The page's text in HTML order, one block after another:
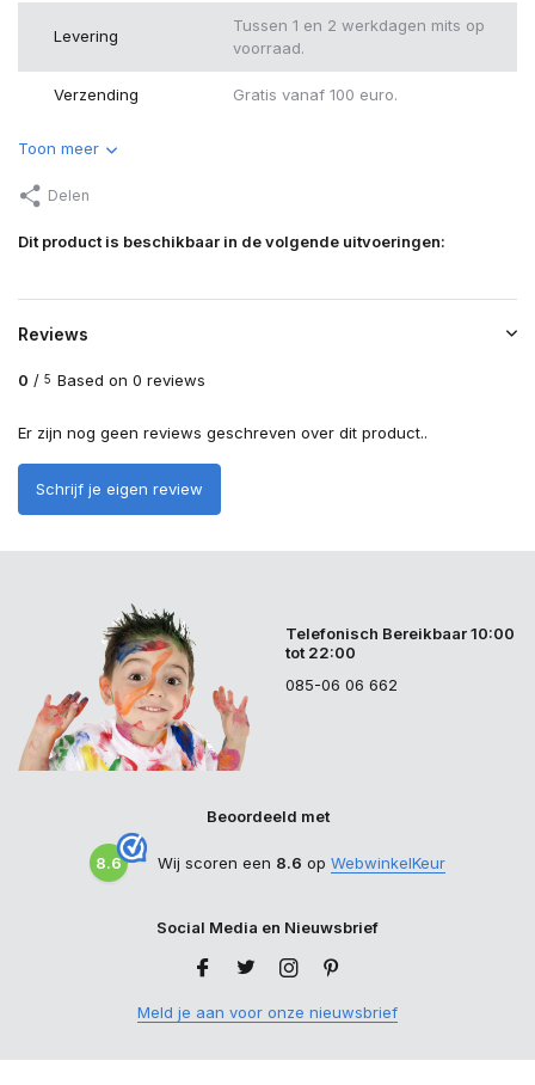
Levering
Tussen 1 en 2 werkdagen mits op
voorraad.
Verzending Gratis vanaf 100 euro.
Toon meer
Delen
Dit product is beschikbaar in de volgende uitvoeringen:
Reviews
0 / 5 Based on 0 reviews
Er zijn nog geen reviews geschreven over dit product..
Schrijf je eigen review
Telefonisch Bereikbaar 10:00
tot 22:00
085-06 06 662
Beoordeeld met
8.6 Wij scoren een 8.6 op WebwinkelKeur
Social Media en Nieuwsbrief
Meld je aan voor onze nieuwsbrief